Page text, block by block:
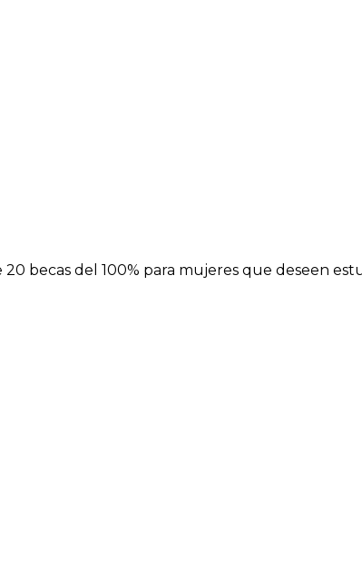
becas del 100% para mujeres que deseen